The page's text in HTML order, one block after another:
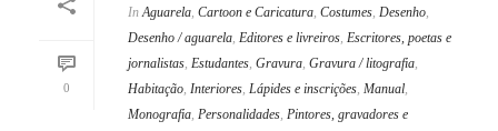
0
In Aguarela, Cartoon e Caricatura, Costumes, Desenho,
Desenho / aguarela, Editores e livreiros, Escritores, poetas e
jornalistas, Estudantes, Gravura, Gravura / litografia,
Habitação, Interiores, Lápides e inscrições, Manual,
Monografia, Personalidades, Pintores, gravadores e